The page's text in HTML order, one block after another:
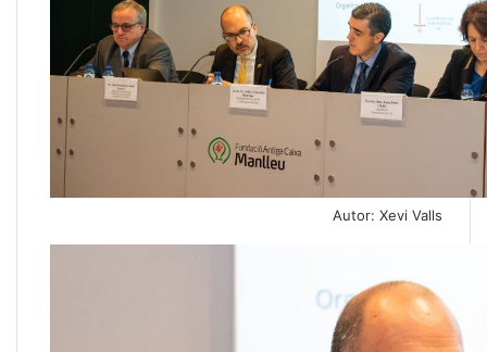
Autor: Xevi Valls